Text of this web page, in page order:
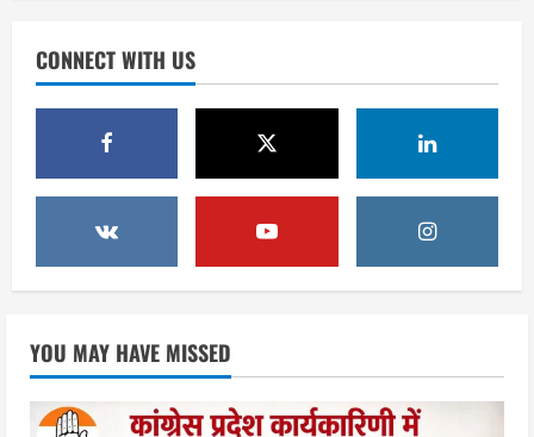
1
कार्यकारिणी में बड़ी जिम्मेदारी, संगठन को मिले
नए चेहरे
2
2036 ओलंपिक का सपना लेकर निकलेगी
कांवड़ यात्रा, संतों ने दिया विजयी भव का
August 6, 2026
3
एसआईआर के तहत जारी किए जा रहे नोटिसों
पर कांग्रेस ने जतायी आपत्ति, मतदाताओं को
August 6, 2026
CONNECT WITH US
YOU MAY HAVE MISSED